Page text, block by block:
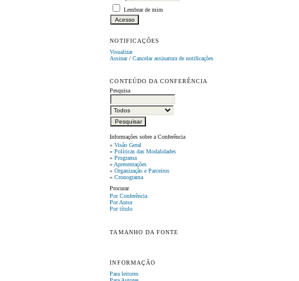
Lembrar de mim
NOTIFICAÇÕES
Visualizar
Assinar/Cancelar assinatura de notificações
CONTEÚDO DA CONFERÊNCIA
Pesquisa
Informações sobre a Conferência
»Visão Geral
»Políticas das Modalidades
»Programa
» Apresentações
»Organização e Parceiros
»Cronograma
Procurar
Por Conferência
Por Autor
Por título
TAMANHO DA FONTE
INFORMAÇÃO
Para leitores